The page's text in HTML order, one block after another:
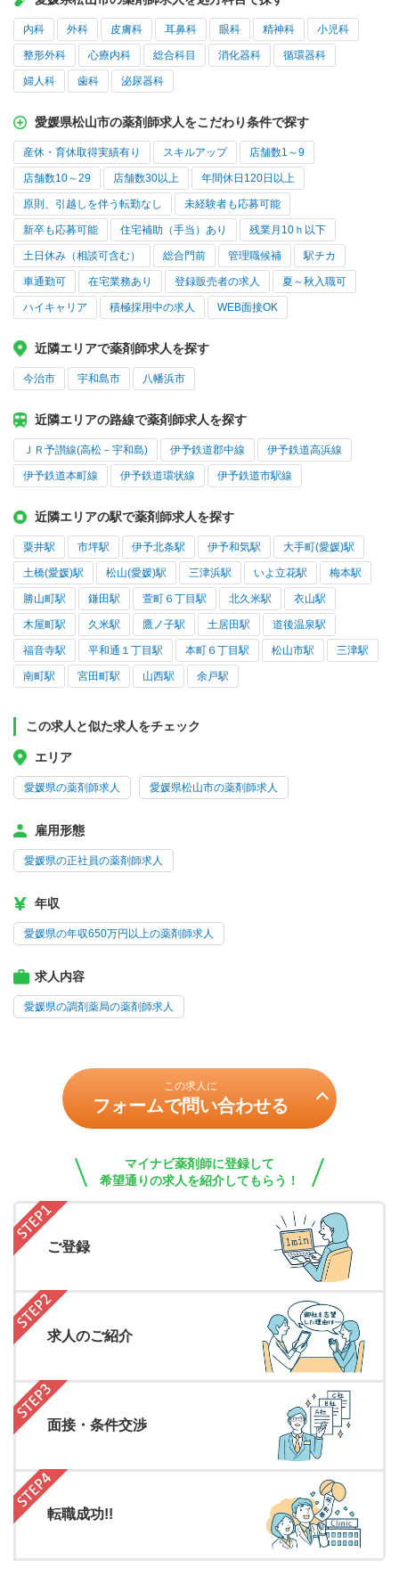
内科 外科 皮膚科 耳鼻科 眼科 精神科 小児科
整形外科 心療内科 総合科目 消化器科 循環器科
婦人科 歯科 泌尿器科
愛媛県松山市の薬剤師求人をこだわり条件で探す
産休・育休取得実績有り スキルアップ 店舗数1～9
店舗数10～29 店舗数30以上 年間休日120日以上
原則、引越しを伴う転勤なし 未経験者も応募可能
新卒も応募可能 住宅補助（手当）あり 残業月10ｈ以下
土日休み（相談可含む） 総合門前 管理職候補 駅チカ
車通勤可 在宅業務あり 登録販売者の求人 夏～秋入職可
ハイキャリア 積極採用中の求人 WEB面接OK
近隣エリアで薬剤師求人を探す
今治市 宇和島市 八幡浜市
近隣エリアの路線で薬剤師求人を探す
ＪＲ予讃線(高松－宇和島) 伊予鉄道郡中線 伊予鉄道高浜線
伊予鉄道本町線 伊予鉄道環状線 伊予鉄道市駅線
近隣エリアの駅で薬剤師求人を探す
粟井駅 市坪駅 伊予北条駅 伊予和気駅 大手町(愛媛)駅
土橋(愛媛)駅 松山(愛媛)駅 三津浜駅 いよ立花駅 梅本駅
勝山町駅 鎌田駅 萱町６丁目駅 北久米駅 衣山駅
木屋町駅 久米駅 鷹ノ子駅 土居田駅 道後温泉駅
福音寺駅 平和通１丁目駅 本町６丁目駅 松山市駅 三津駅
南町駅 宮田町駅 山西駅 余戸駅
この求人と似た求人をチェック
エリア
愛媛県の薬剤師求人 愛媛県松山市の薬剤師求人
雇用形態
愛媛県の正社員の薬剤師求人
年収
愛媛県の年収650万円以上の薬剤師求人
求人内容
愛媛県の調剤薬局の薬剤師求人
この求人に
フォームで問い合わせる
マイナビ薬剤師に登録して
希望通りの求人を紹介してもらう！
ご登録
求人のご紹介
面接・条件交渉
転職成功!!